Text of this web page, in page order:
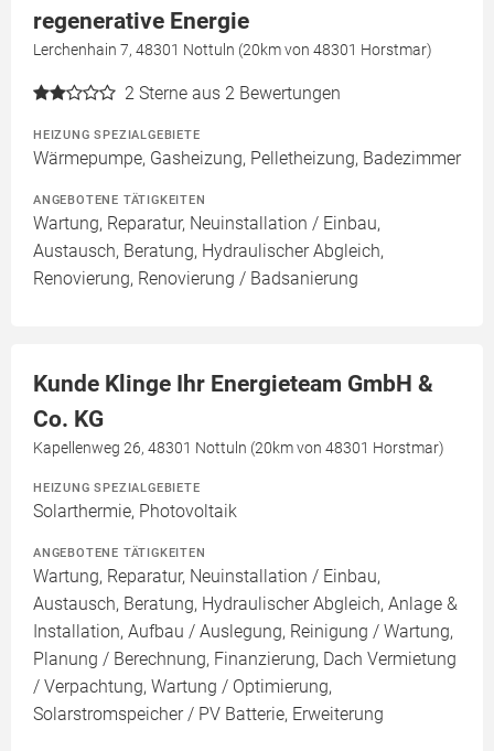
regenerative Energie
Lerchenhain 7, 48301 Nottuln (20km von 48301 Horstmar)
2 Sterne aus 2 Bewertungen
HEIZUNG SPEZIALGEBIETE
Wärmepumpe, Gasheizung, Pelletheizung, Badezimmer
ANGEBOTENE TÄTIGKEITEN
Wartung, Reparatur, Neuinstallation / Einbau,
Austausch, Beratung, Hydraulischer Abgleich,
Renovierung, Renovierung / Badsanierung
Kunde Klinge Ihr Energieteam GmbH &
Co. KG
Kapellenweg 26, 48301 Nottuln (20km von 48301 Horstmar)
HEIZUNG SPEZIALGEBIETE
Solarthermie, Photovoltaik
ANGEBOTENE TÄTIGKEITEN
Wartung, Reparatur, Neuinstallation / Einbau,
Austausch, Beratung, Hydraulischer Abgleich, Anlage &
Installation, Aufbau / Auslegung, Reinigung / Wartung,
Planung / Berechnung, Finanzierung, Dach Vermietung
/ Verpachtung, Wartung / Optimierung,
Solarstromspeicher / PV Batterie, Erweiterung